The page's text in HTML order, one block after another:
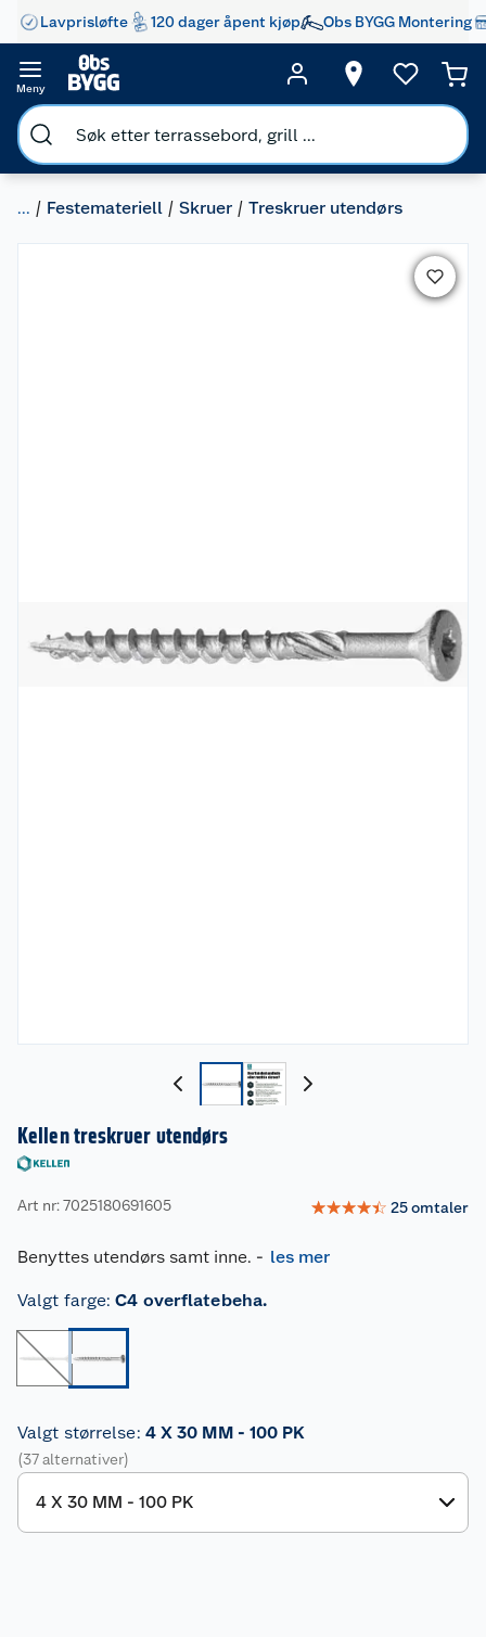
Lavprisløfte 120 dager åpent kjøp Obs BYGG Montering
Meny
... Festemateriell Skruer Treskruer utendørs
Kellen treskruer utendørs
Art nr: 7025180691605 ☆☆☆☆☆ 25omtaler
Benyttes utendørs samt inne. - les mer
Valgt farge: C4 overflatebeha.
Valgt størrelse: 4 X 30 MM - 100 PK
(37 alternativer)